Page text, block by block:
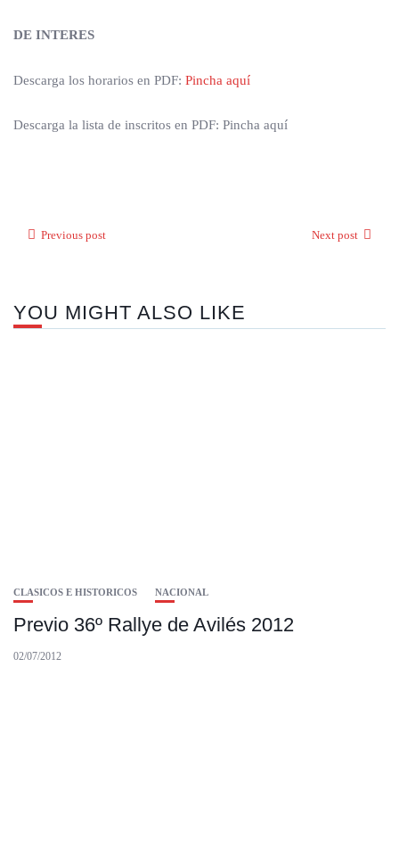
DE INTERES
Descarga los horarios en PDF: Pincha aquí
Descarga la lista de inscritos en PDF: Pincha aquí
Previous post Next post
YOU MIGHT ALSO LIKE
CLASICOS E HISTORICOS NACIONAL
Previo 36º Rallye de Avilés 2012
02/07/2012